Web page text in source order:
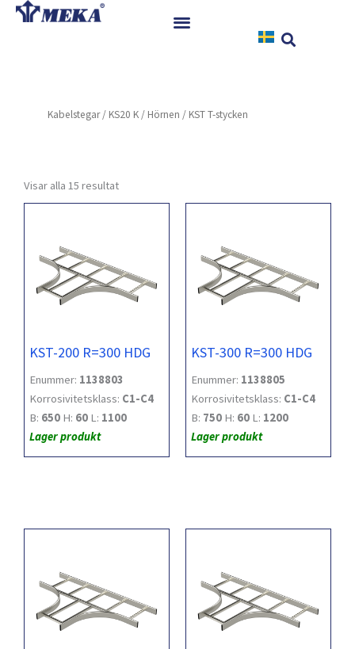
Hoppa
Referenser
Kabelstegar/ KS20 K / Hörnen / KST T-stycken
Visar alla 15 resultat
KST-200 R=300 HDG
Enummer: 1138803
Korrosivitetsklass: C1-C4
B: 650 H: 60 L: 1100
Lager produkt
KST-300 R=300 HDG
Enummer: 1138805
Korrosivitetsklass: C1-C4
B: 750 H: 60 L: 1200
Lager produkt